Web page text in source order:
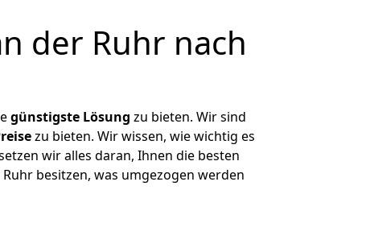
der Ruhr nach
günstigste Lösung zu bieten. Wir sind
zu bieten. Wir wissen, wie wichtig es
wir alles daran, Ihnen die besten
besitzen, was umgezogen werden